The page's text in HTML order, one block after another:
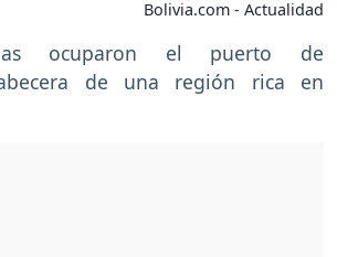
Bolivia.com - Actualidad
ocuparon el puerto de
de una región rica en